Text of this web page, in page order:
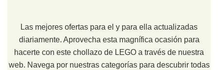
Las mejores ofertas para el y para ella actualizadas
diariamente. Aprovecha esta magnífica ocasión para
hacerte con este chollazo de LEGO a través de nuestra
web. Navega por nuestras categorías para descubrir todas